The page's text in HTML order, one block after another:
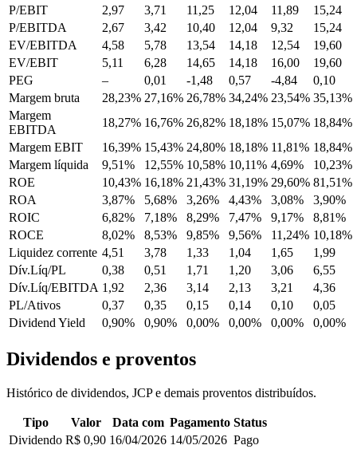
P/EBIT
2,97 3,71 11,25 12,04 11,89
15,24
P/EBITDA
2,67 3,42 10,40 12,04 9,32
15,24
EV/EBITDA
4,58 5,78 13,54 14,18 12,54
19,60
EV/EBIT
5,11 6,28 14,65 14,18 16,00
19,60
PEG
– 0,01 -1,48 0,57 -4,84
0,10
Margem bruta
28,23% 27,16% 26,78% 34,24% 23,54% 35,13%
Margem
EBITDA
18,27% 16,76% 26,82% 18,18% 15,07% 18,84%
Margem EBIT
16,39% 15,43% 24,80% 18,18% 11,81% 18,84%
Margem líquida
9,51% 12,55% 10,58% 10,11% 4,69%
10,23%
ROE
10,43% 16,18% 21,43% 31,19% 29,60% 81,51%
ROA
3,87% 5,68% 3,26% 4,43% 3,08%
3,90%
ROIC
6,82% 7,18% 8,29% 7,47% 9,17%
8,81%
ROCE
8,02% 8,53% 9,85% 9,56% 11,24% 10,18%
Liquidez corrente 4,51 3,78 1,33 1,04 1,65
1,99
Dív.Líq/PL
0,38 0,51 1,71 1,20 3,06
6,55
Dív.Líq/EBITDA 1,92 2,36 3,14 2,13 3,21
4,36
PL/Ativos
0,37 0,35 0,15 0,14 0,10
0,05
Dividend Yield
0,90% 0,90% 0,00% 0,00% 0,00% 0,00%
Dividendos e proventos
Histórico de dividendos, JCP e demais proventos distribuídos.
Tipo Valor Data com Pagamento Status
Dividendo R$ 0,90 16/04/2026 14/05/2026 Pago